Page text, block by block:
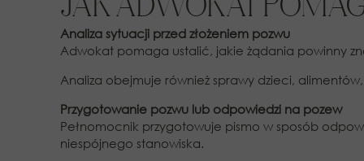
Analiza sytuacji przed złożeniem pozwu
Adwokat pomaga ustalić, jakie żądania powinny
Analiza obejmuje również sprawy dzieci,
Przygotowanie pozwu lub odpowiedzi na pozew
Pełnomocnik przygotowuje pismo w sposób
niespójnego stanowiska.